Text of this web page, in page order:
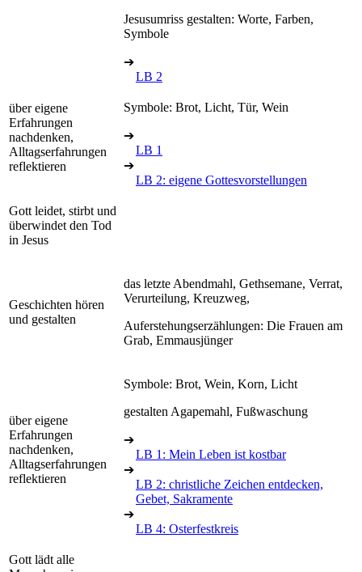
Jesusumriss gestalten: Worte, Farben,
Symbole
➔
LB 2
über eigene
Erfahrungen
nachdenken,
Alltagserfahrungen
reflektieren
Symbole: Brot, Licht, Tür, Wein
➔
LB 1
➔
LB 2: eigene Gottesvorstellungen
Gott leidet, stirbt und
überwindet den Tod
in Jesus
Geschichten hören
und gestalten
das letzte Abendmahl, Gethsemane, Verrat,
Verurteilung, Kreuzweg,
Auferstehungserzählungen: Die Frauen am
Grab, Emmausjünger
über eigene
Erfahrungen
nachdenken,
Alltagserfahrungen
reflektieren
Symbole: Brot, Wein, Korn, Licht
gestalten Agapemahl, Fußwaschung
➔
LB 1: Mein Leben ist kostbar
➔
LB 2: christliche Zeichen entdecken,
Gebet, Sakramente
➔
LB 4: Osterfestkreis
Gott lädt alle